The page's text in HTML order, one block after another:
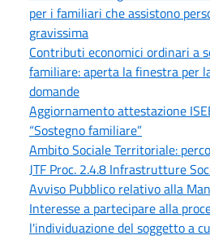
per i familiari che assistono
gravissima
Contributi economici ordinari a
familiare: aperta la finestra per
domande
Aggiornamento attestazione
“Sostegno familiare”
Ambito Sociale Territoriale:
JTF Proc. 2.4.8 Infrastrutture
Avviso Pubblico relativo alla
Interesse a partecipare alla
l'individuazione del soggetto a